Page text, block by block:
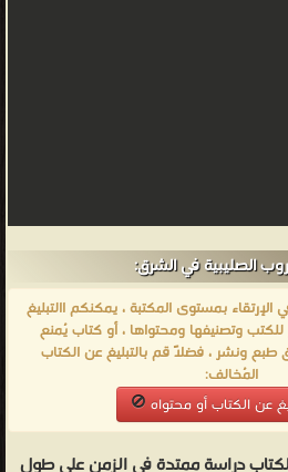
الصليبية في الشرق:
بمستوى المكتبة ، يمكنكم االتبليغ
وتصنيفها ومحتواها ، أو كتاب يُمنع
ونشر ، فضلاً قم بالتبليغ عن الكتاب
المُخالف:
عن الكتاب أو محتواه
دراسة ممتدة في الزمن على طول